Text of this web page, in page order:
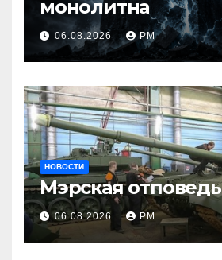
монолитна
06.08.2026 РМ
НОВОСТИ
Мэрская отповедь
06.08.2026 РМ